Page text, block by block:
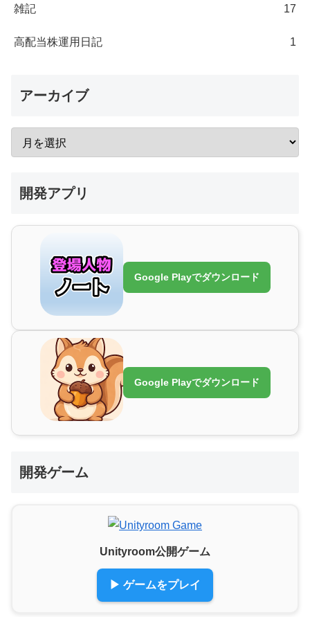
雑記 17
高配当株運用日記 1
アーカイブ
開発アプリ
Google Playでダウンロード
Google Playでダウンロード
開発ゲーム
Unityroom公開ゲーム
▶ ゲームをプレイ